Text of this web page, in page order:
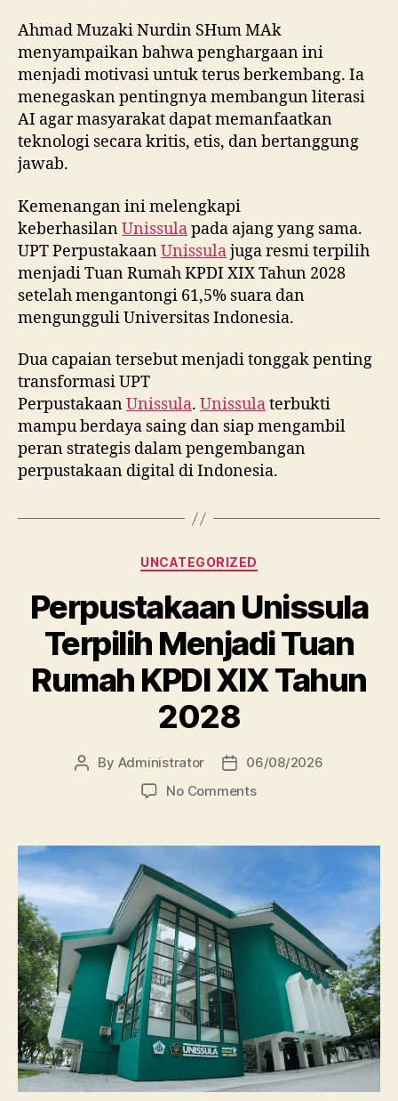
Ahmad Muzaki Nurdin SHum MAk
menyampaikan bahwa penghargaan ini
menjadi motivasi untuk terus berkembang. Ia
menegaskan pentingnya membangun literasi
AI agar masyarakat dapat memanfaatkan
teknologi secara kritis, etis, dan bertanggung
jawab.
Kemenangan ini melengkapi
keberhasilanUnissulapada ajang yang sama.
UPT PerpustakaanUnissulajuga resmi terpilih
menjadi Tuan Rumah KPDI XIX Tahun 2028
setelah mengantongi 61,5% suara dan
mengungguli Universitas Indonesia.
Dua capaian tersebut menjadi tonggak penting
transformasi UPT
PerpustakaanUnissula. Unissulaterbukti
mampu berdaya saing dan siap mengambil
peran strategis dalam pengembangan
perpustakaan digital di Indonesia.
Categories
UNCATEGORIZED
Perpustakaan Unissula
Terpilih Menjadi Tuan
Rumah KPDI XIX Tahun
2028
Post
By Administrator
Post
date
06/08/2026
No Commentson
Terpilih
Rumah
KPDI
XIX
Tahun
2028